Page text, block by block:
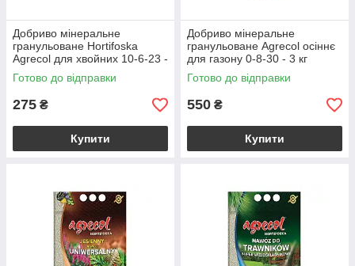
Добриво мінеральне
гранульоване Hortifoska
Agrecol для хвойних 10-6-23 -
1 кг
Готово до відправки
275 ₴
Купити
Добриво мінеральне
гранульоване Agrecol осіннє
для газону 0-8-30 - 3 кг
Готово до відправки
550 ₴
Купити